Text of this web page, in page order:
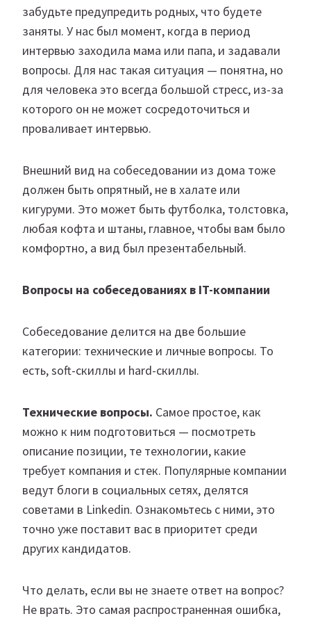
забудьте предупредить родных, что будете
заняты. У нас был момент, когда в период
интервью заходила мама или папа, и задавали
вопросы. Для нас такая ситуация — понятна, но
для человека это всегда большой стресс, из-за
которого он не может сосредоточиться и
проваливает интервью.
Внешний вид на собеседовании из дома тоже
должен быть опрятный, не в халате или
кигуруми. Это может быть футболка, толстовка,
любая кофта и штаны, главное, чтобы вам было
комфортно, а вид был презентабельный.
Вопросы на собеседованиях в IT-компании
Собеседование делится на две большие
категории: технические и личные вопросы. То
есть, soft-скиллы и hard-скиллы.
Технические вопросы. Самое простое, как
можно к ним подготовиться — посмотреть
описание позиции, те технологии, какие
требует компания и стек. Популярные компании
ведут блоги в социальных сетях, делятся
советами в Linkedin. Ознакомьтесь с ними, это
точно уже поставит вас в приоритет среди
других кандидатов.
Что делать, если вы не знаете ответ на вопрос?
Не врать. Это самая распространенная ошибка,